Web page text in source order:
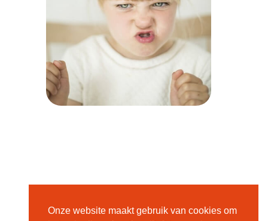
Onze website maakt gebruik van cookies om